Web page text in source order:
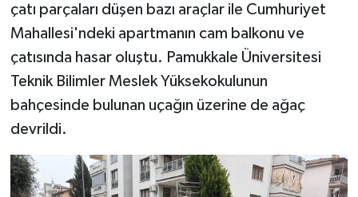
çatı parçaları düşen bazı araçlar ile Cumhuriyet
Mahallesi'ndeki apartmanın cam balkonu ve
çatısında hasar oluştu. Pamukkale Üniversitesi
Teknik Bilimler Meslek Yüksekokulunun
bahçesinde bulunan uçağın üzerine de ağaç
devrildi.